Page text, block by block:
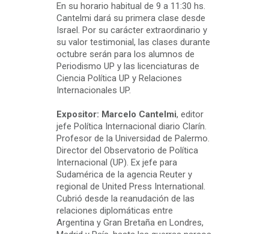
En su horario habitual de 9 a 11:30 hs.
Cantelmi dará su primera clase desde
Israel. Por su carácter extraordinario y
su valor testimonial, las clases durante
octubre serán para los alumnos de
Periodismo UP y las licenciaturas de
Ciencia Política UP y Relaciones
Internacionales UP.
Expositor: Marcelo Cantelmi, editor
jefe Política Internacional diario Clarín.
Profesor de la Universidad de Palermo.
Director del Observatorio de Política
Internacional (UP). Ex jefe para
Sudamérica de la agencia Reuter y
regional de United Press International.
Cubrió desde la reanudación de las
relaciones diplomáticas entre
Argentina y Gran Bretaña en Londres,